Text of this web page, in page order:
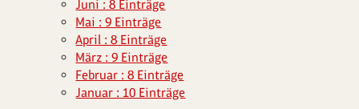
Juni : 8 Einträge
Mai : 9 Einträge
April : 8 Einträge
März : 9 Einträge
Februar : 8 Einträge
Januar : 10 Einträge